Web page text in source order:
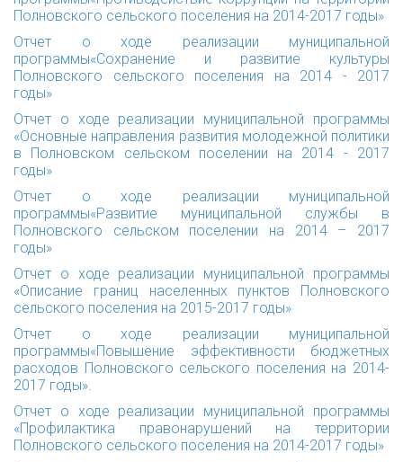
Полновского сельского поселения на 2014-2017 годы»
Отчет о ходе реализации муниципальной
программы«Сохранение и развитие культуры
Полновского сельского поселения на 2014 - 2017
годы»
Отчет о ходе реализации муниципальной программы
«Основные направления развития молодежной политики
в Полновском сельском поселении на 2014 - 2017
годы»
Отчет о ходе реализации муниципальной
программы«Развитие муниципальной службы в
Полновского сельском поселении на 2014 – 2017
годы»
Отчет о ходе реализации муниципальной программы
«Описание границ населенных пунктов Полновского
сельского поселения на 2015-2017 годы»
Отчет о ходе реализации муниципальной
программы«Повышение эффективности бюджетных
расходов Полновского сельского поселения на 2014-
2017 годы».
Отчет о ходе реализации муниципальной программы
«Профилактика правонарушений на территории
Полновского сельского поселения на 2014-2017 годы»